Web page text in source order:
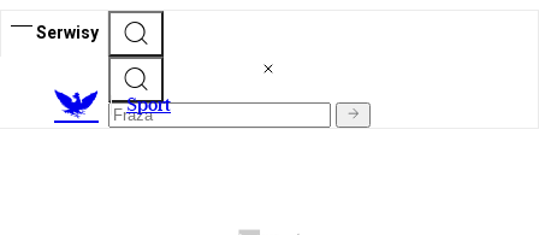
Serwisy
Sport